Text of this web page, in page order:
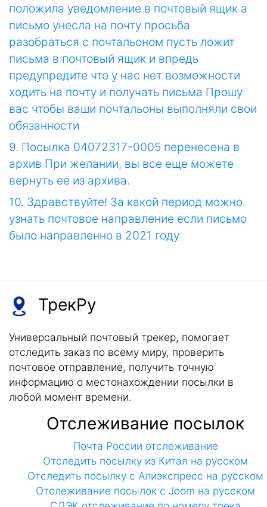
положила уведомление в почтовый ящик а
письмо унесла на почту просьба
разобраться с почтальоном пусть ложит
письма в почтовый ящик и впредь
предупредите что у нас нет возможности
ходить на почту и получать письма Прошу
вас чтобы ваши почтальоны выполняли свои
обязанности
9. Посылка 04072317-0005 перенесена в
архив При желании, вы все еще можете
вернуть ее из архива.
10. Здравствуйте! За какой период можно
узнать почтовое направление если письмо
было направленно в 2021 году
ТрекРу
Универсальный почтовый трекер, помогает
отследить заказ по всему миру, проверить
почтовое отправление, получить точную
информацию о местонахождении посылки в
любой момент времени.
Отслеживание посылок
Почта России отслеживание
Отследить посылку из Китая на русском
Отследить посылку с Алиэкспресс на русском
Отслеживание посылок с Joom на русском